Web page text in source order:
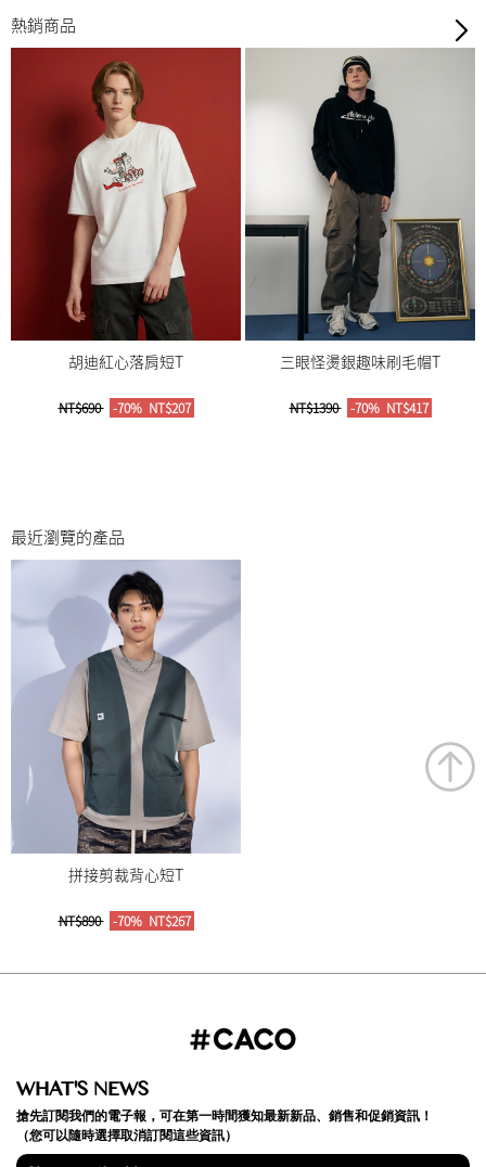
熱銷商品
胡迪紅心落肩短T
NT$690 -70% NT$207
三眼怪燙銀趣味刷毛帽T
NT$1390 -70% NT$417
最近瀏覽的產品
拼接剪裁背心短T
NT$890 -70% NT$267
WHAT'S NEWS
搶先訂閱我們的電子報，可在第一時間獲知最新新品、銷售和促銷資訊！
（您可以隨時選擇取消訂閱這些資訊）